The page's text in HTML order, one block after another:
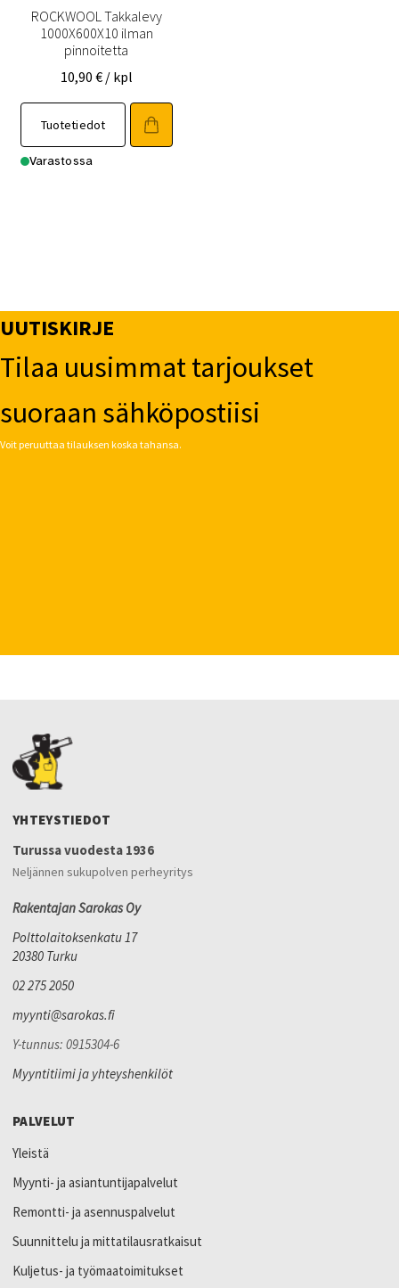
ROCKWOOL Takkalevy
1000X600X10 ilman
pinnoitetta
10,90 € / kpl
Tuotetiedot
Varastossa
UUTISKIRJE
Tilaa uusimmat tarjoukset
suoraan sähköpostiisi
Voit peruuttaa tilauksen koska tahansa.
YHTEYSTIEDOT
Turussa vuodesta 1936
Neljännen sukupolven perheyritys
Rakentajan Sarokas Oy
Polttolaitoksenkatu 17
20380 Turku
02 275 2050
myynti@sarokas.fi
Y-tunnus: 0915304-6
Myyntitiimi ja yhteyshenkilöt
PALVELUT
Yleistä
Myynti- ja asiantuntijapalvelut
Remontti- ja asennuspalvelut
Suunnittelu ja mittatilausratkaisut
Kuljetus- ja työmaatoimitukset